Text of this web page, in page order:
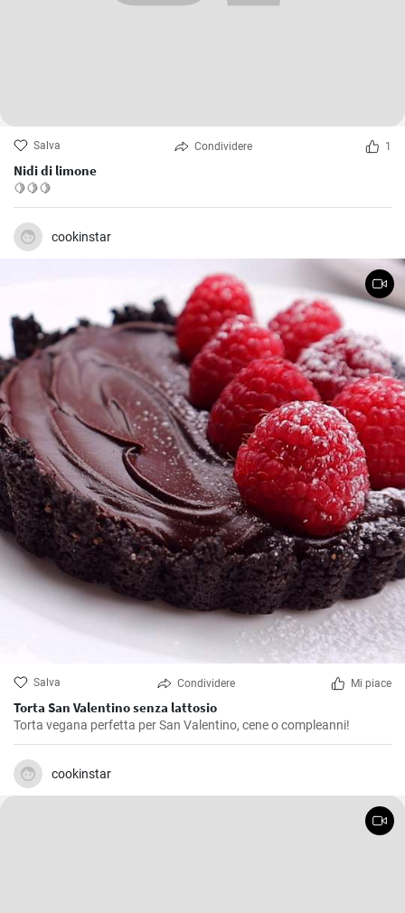
Salva Condividere 1
Nidi di limone
🍋🍋🍋
cookinstar
Salva Condividere Mi piace
Torta San Valentino senza lattosio
Torta vegana perfetta per San Valentino, cene o compleanni!
cookinstar